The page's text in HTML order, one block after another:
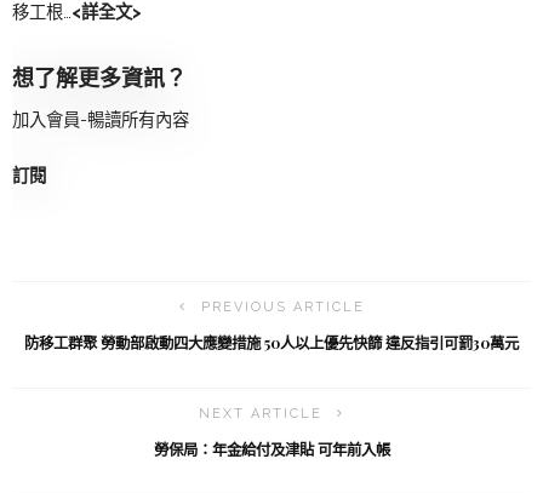
移工根… <詳全文>
想了解更多資訊？
加入會員-暢讀所有內容
訂閱
PREVIOUS ARTICLE
防移工群聚 勞動部啟動四大應變措施 50人以上優先快篩 違反指引可罰30萬元
NEXT ARTICLE
勞保局：年金給付及津貼 可年前入帳